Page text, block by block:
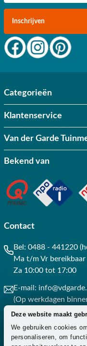
Deze website maakt
We gebruiken cookies
personaliseren, om
Inschrijven
Categorieën
Klantenservice
Van der Garde
Bekend van
Contact
Bel: 0488 - 441220
Ma t/m Vr
Za 10:00 tot 17:00
E-mail:
(Op werkdagen
Whatsapp:
(Op werkdagen